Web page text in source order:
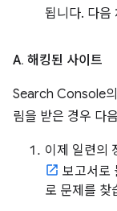
됩니다. 다음
A. 해킹된 사이트
Search Console의
림을 받은 경우 다
이제 일련의
보고서로
로 문제를 찾